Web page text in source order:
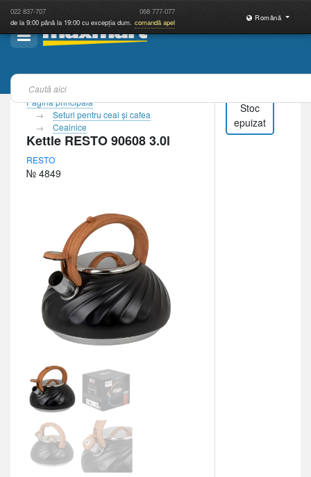
022 837-707 068 777-077
de la 9:00 până la 19:00 cu excepția dum. comandă apel
Română
Pagina principală
Seturi pentru ceai şi cafea
Ceainice
Kettle RESTO 90608 3.0l
RESTO
№ 4849
Stoc
epuizat